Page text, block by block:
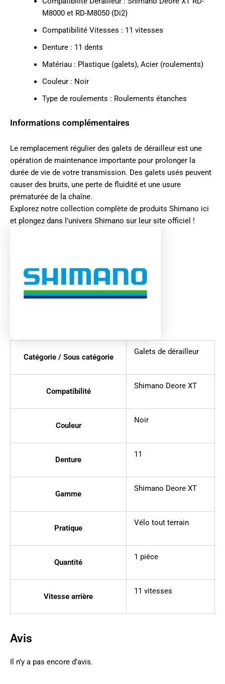
M8000 et RD-M8050 (Di2)
Compatibilité Vitesses : 11 vitesses
Denture : 11 dents
Matériau : Plastique (galets), Acier (roulements)
Couleur : Noir
Type de roulements : Roulements étanches
Informations complémentaires
Le remplacement régulier des galets de dérailleur est une
opération de maintenance importante pour prolonger la
durée de vie de votre transmission. Des galets usés peuvent
causer des bruits, une perte de fluidité et une usure
prématurée de la chaîne.
Explorez notre collection complète de produits Shimano ici
et plongez dans l’univers Shimano sur leur site officiel !
Catégorie / Sous catégorie
Galets de dérailleur
Compatibilité
Shimano Deore XT
Couleur
Noir
Denture
11
Gamme
Shimano Deore XT
Pratique
Vélo tout terrain
Quantité
1 pièce
Vitesse arrière
11 vitesses
Avis
Il n’y a pas encore d’avis.